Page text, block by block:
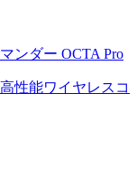
ンダー OCTA Pro
性能ワイヤレスコ